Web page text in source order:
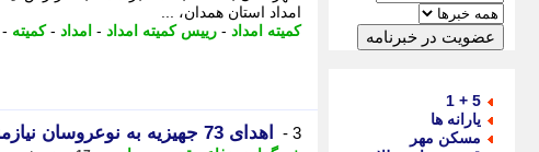
5 + 1
یارانه ها
مسکن مهر
امداد استان همدان، ...
کمیته امداد - رییس کمیته امداد - امداد -کمیته -
3 - اهدای 73 جهیزیه به نوعروسان نیازمند اسدآبادی